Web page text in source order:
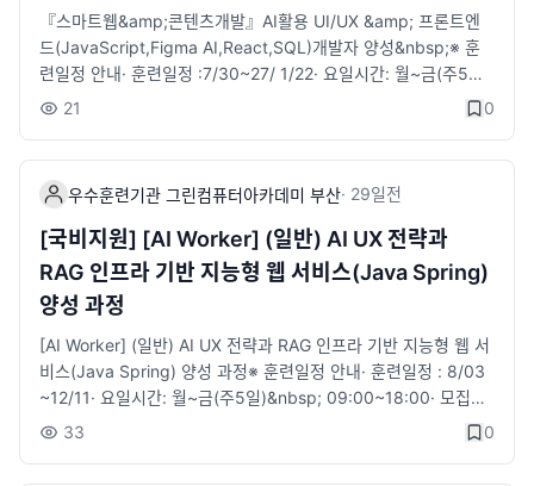
·취업세미나·참여 기업 취업 연계 등)· 훈련생 무료보험가입(재해
보험)&nbsp;&nbsp;※​​ 과정안내· ​ 금융서비스를 이해하고 생성형
AI를 활용하여 금융상품 판매사이트 개발을 할 수 있는 풀스텍 개
럼· ​ 선도기업 실제 문제해결형 프로젝트 진행· ​ 금융기관에 특화된
금융지식 &nbsp;교육 및 현직 실무자로 강사진 구성· ​ 선도기업의
생성형 AI활용으로 고급기능 구현· ​ 프로젝트 경진대회 실시&nbs
지점위치, 전화, 카카오 간편 상담 등위 링크 활용해주시길 바랍니
다.■ 접수 : 바로가기​
『스마트웹&amp;콘텐츠개발』AI활용 UI/UX &amp; 프론트엔
드(JavaScript,Figma AI,React,SQL)개발자 양성&nbsp;※ 훈
련일정 안내​· ​훈련일정 :7/30~27/ 1/22· 요일시간: 월~금(주5일)
09:00~18:00​· 모집정원: 20명&nbsp;&nbsp;&nbsp;※ 지원자
국취 1유형, 2유형(특정계층) 훈련비 전액 지원· ​훈련장려금 지급 :
월 최대 20만원 지급· ​구직촉진수당 : 국취1유형-월 최대 60만원
(가족수당 최대 40만원)·​ 1:1 취업지원 서비스 제공 (진로상담·자
소서/이력서 첨삭·취업세미나·참여 기업 취업 연계 등)· 훈련생 무
료보험가입(재해보험)&nbsp;※​ 과정안내- 다양한 스마트기기 플
랫폼에 적용 가능한 웹기반의 콘텐츠서비스를 기획, 분석, 설계, 구
현, 테스트, 배포 및 유지 보수하는 능력을 함양할 수 있다.- 웹 및
모바일 애플리케이션 개발을 위하여 애플리케이션의 요구사항을
확인하고 분석하는 능력을 함양할 수 있다.- 애플리케이션을 설계,
구현 및 테스트를 수행하고, 서비스를 개선하는 업무능력을 함양
할 수 있다.- 관계형데이터베이스에서 SQL을 사용하여 애플리케
이션의 기능에 적합한 데이터를 정의하고, 조작하며, 제어하는 능
21 0
우수훈련기관 그린컴퓨터아카데미 부산· 29일전
[국비지원] [AI Worker] (일반) AI UX 전략과
RAG 인프라 기반 지능형 웹 서비스(Java Spring)
양성 과정
[AI Worker] (일반) AI UX 전략과 RAG 인프라 기반 지능형 웹 서
비스(Java Spring) 양성 과정​※ 훈련일정 안내​· ​훈련일정 : 8/03
~12/11· 요일시간: 월~금(주5일)&nbsp; 09:00~18:00​· 모집정
원: 30명&nbsp;※ 지원자격· 국민내일배움 카드 발급 대상자· 전
33 0